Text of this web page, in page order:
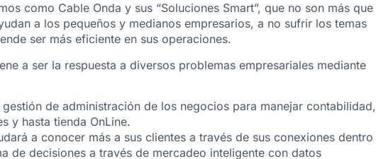
como Cable Onda y sus “Soluciones Smart”, que no son más que
a los pequeños y medianos empresarios, a no sufrir los temas
ser más eficiente en sus operaciones.
a ser la respuesta a diversos problemas empresariales mediante
de administración de los negocios para manejar contabilidad,
y hasta tienda OnLine.
a conocer más a sus clientes a través de sus conexiones dentro
de decisiones a través de mercadeo inteligente con datos